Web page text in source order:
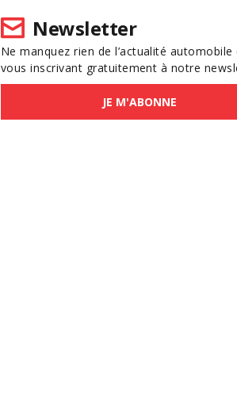
Newsletter
Ne manquez rien de l’actualité automobile
vous inscrivant gratuitement à notre
JE M'ABONNE